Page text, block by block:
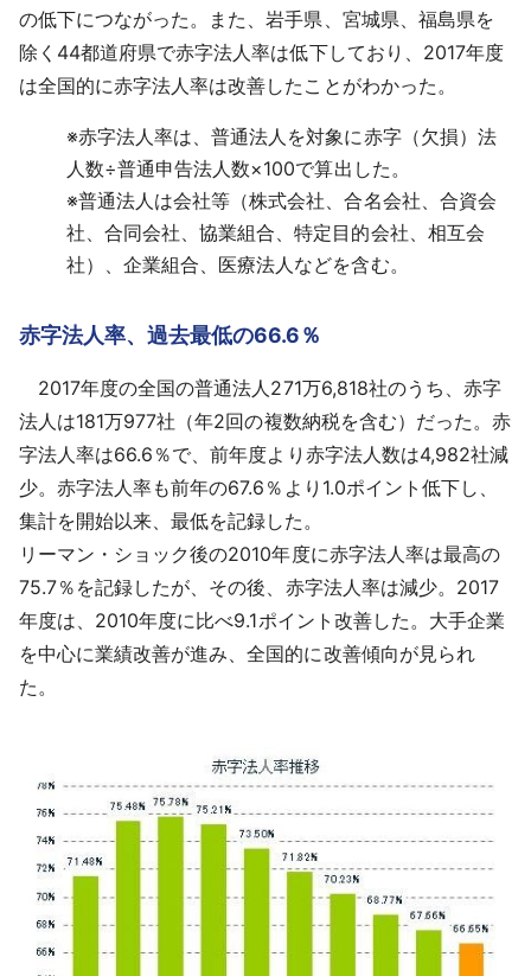
の低下につながった。また、岩手県、宮城県、福島県を
除く44都道府県で赤字法人率は低下しており、2017年度
は全国的に赤字法人率は改善したことがわかった。
※赤字法人率は、普通法人を対象に赤字（欠損）法
人数÷普通申告法人数×100で算出した。
※普通法人は会社等（株式会社、合名会社、合資会
社、合同会社、協業組合、特定目的会社、相互会
社）、企業組合、医療法人などを含む。
赤字法人率、過去最低の66.6％
2017年度の全国の普通法人271万6,818社のうち、赤字
法人は181万977社（年2回の複数納税を含む）だった。赤
字法人率は66.6％で、前年度より赤字法人数は4,982社減
少。赤字法人率も前年の67.6％より1.0ポイント低下し、
集計を開始以来、最低を記録した。
リーマン・ショック後の2010年度に赤字法人率は最高の
75.7％を記録したが、その後、赤字法人率は減少。2017
年度は、2010年度に比べ9.1ポイント改善した。大手企業
を中心に業績改善が進み、全国的に改善傾向が見られ
た。